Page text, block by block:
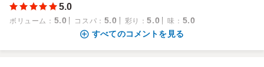
5.0
ボリューム ： 5.0 コスパ ： 5.0 彩り ：5.0 味 ： 5.0
すべてのコメントを見る